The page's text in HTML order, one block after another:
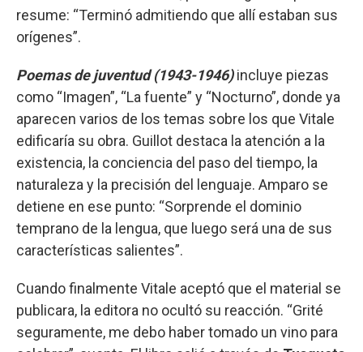
resume: “Terminó admitiendo que allí estaban sus
orígenes”.
Poemas de juventud (1943-1946)incluye piezas
como “Imagen”, “La fuente” y “Nocturno”, donde ya
aparecen varios de los temas sobre los que Vitale
edificaría su obra. Guillot destaca la atención a la
existencia, la conciencia del paso del tiempo, la
naturaleza y la precisión del lenguaje. Amparo se
detiene en ese punto: “Sorprende el dominio
temprano de la lengua, que luego será una de sus
características salientes”.
Cuando finalmente Vitale aceptó que el material se
publicara, la editora no ocultó su reacción. “Grité
seguramente, me debo haber tomado un vino para